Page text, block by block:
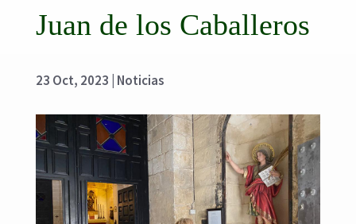
Juan de los Caballeros
23 Oct, 2023 Noticias